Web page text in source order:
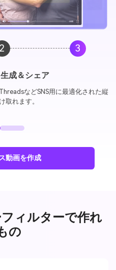
2 3
成＆シェア
などSNS用に最適化された縦
取れます。
動画を作成
ィルターで作れ
の